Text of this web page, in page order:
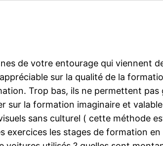
de votre entourage qui viennent
sur la qualité de la
Trop bas, ils ne permettent pas
sur la formation imaginaire et
sans culturel ( cette méthode
les stages de formation en